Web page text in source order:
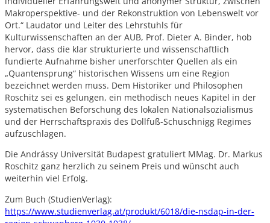
Makroperspektive- und der Rekonstruktion von Lebenswelt vor
Ort.“ Laudator und Leiter des Lehrstuhls für
Kulturwissenschaften an der AUB, Prof. Dieter A. Binder, hob
hervor, dass die klar strukturierte und wissenschaftlich
fundierte Aufnahme bisher unerforschter Quellen als ein
„Quantensprung“ historischen Wissens um eine Region
bezeichnet werden muss. Dem Historiker und Philosophen
Roschitz sei es gelungen, ein methodisch neues Kapitel in der
systematischen Beforschung des lokalen Nationalsozialismus
und der Herrschaftspraxis des Dollfuß-Schuschnigg Regimes
aufzuschlagen.
Die Andrássy Universität Budapest gratuliert MMag. Dr. Markus
Roschitz ganz herzlich zu seinem Preis und wünscht auch
weiterhin viel Erfolg.
Zum Buch (StudienVerlag):
https://www.studienverlag.at/produkt/6018/die-nsdap-in-der-